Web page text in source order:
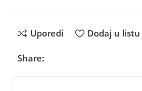
Uporedi Dodaj u listu
Share: